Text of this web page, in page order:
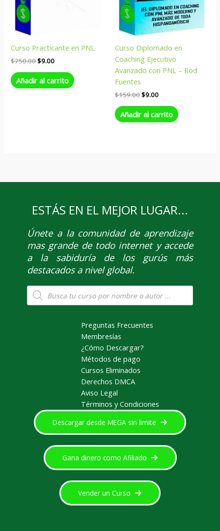
Curso Practicante en PNL
$750.00$9.00
Añadir al carrito
Curso Diplomado en
Coaching Ejecutivo
Avanzado con PNL – Rod
Fuentes
$159.00$9.00
Añadir al carrito
ESTÁS EN EL MEJOR LUGAR...
Únetea la comunidad de aprendizaje
mas grande de todo internet y accede
a la sabiduría de los gurús más
destacados a nivel global.
Búsqueda
de
productos
Preguntas Frecuentes
Membresías
¿Cómo Descargar?
Métodos de pago
Cursos Eliminados
Derechos DMCA
Aviso Legal
Términos y Condiciones
Descargar desde MEGA sin limite
Gana dinero como Afiliado
Vender un Curso